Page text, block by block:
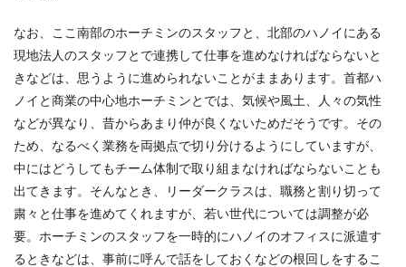
なお、ここ南部のホーチミンのスタッフと、北部のハノイにある
現地法人のスタッフとで連携して仕事を進めなければならないと
きなどは、思うように進められないことがままあります。首都ハ
ノイと商業の中心地ホーチミンとでは、気候や風土、人々の気性
などが異なり、昔からあまり仲が良くないためだそうです。その
ため、なるべく業務を両拠点で切り分けるようにしていますが、
中にはどうしてもチーム体制で取り組まなければならないことも
出てきます。そんなとき、リーダークラスは、職務と割り切って
粛々と仕事を進めてくれますが、若い世代については調整が必
要。ホーチミンのスタッフを一時的にハノイのオフィスに派遣す
るときなどは、事前に呼んで話をしておくなどの根回しをするこ